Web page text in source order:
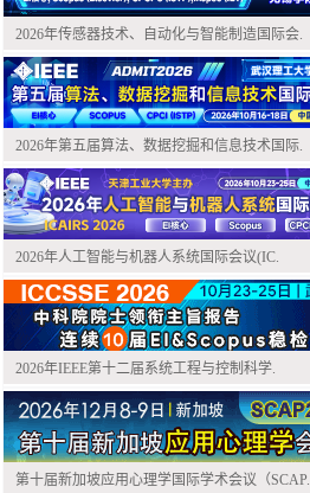
2026年传感器技术、自动化与智能制造国际会.
2026年第五届算法、数据挖掘和信息技术国际.
2026年人工智能与机器人系统国际会议(IC.
2026年IEEE第十二届系统工程与控制科学.
第十届新加坡应用心理学国际学术会议（SCAP.